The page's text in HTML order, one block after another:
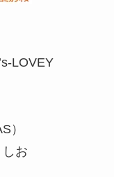
LOVEY
）
お